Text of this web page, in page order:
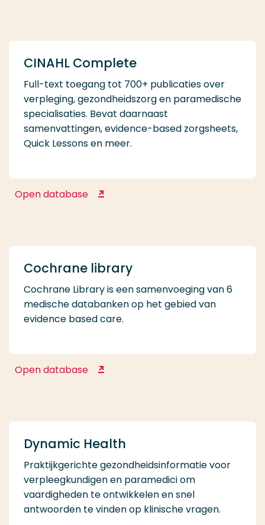
CINAHL Complete
Full-text toegang tot 700+ publicaties over
verpleging, gezondheidszorg en paramedische
specialisaties. Bevat daarnaast
samenvattingen, evidence-based zorgsheets,
Quick Lessons en meer.
Open database CINAHL Complete
Cochrane library
Cochrane Library is een samenvoeging van 6
medische databanken op het gebied van
evidence based care.
Open database Cochrane library
Dynamic Health
Praktijkgerichte gezondheidsinformatie voor
verpleegkundigen en paramedici om
vaardigheden te ontwikkelen en snel
antwoorden te vinden op klinische vragen.